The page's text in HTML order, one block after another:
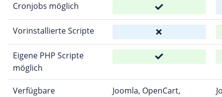
Cronjobs möglich
Vorinstallierte Scripte
Eigene PHP Scripte
möglich
Verfügbare
Joomla, OpenCart,